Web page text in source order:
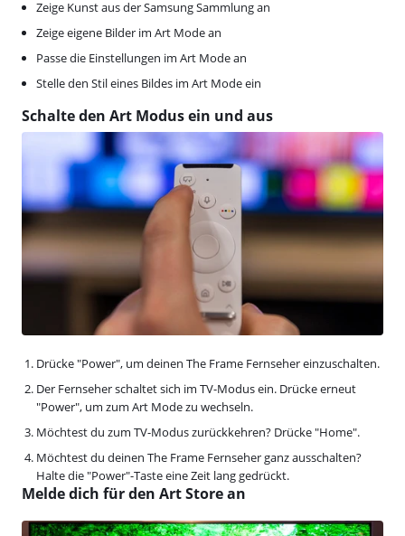
Zeige Kunst aus der Samsung Sammlung an
Zeige eigene Bilder im Art Mode an
Passe die Einstellungen im Art Mode an
Stelle den Stil eines Bildes im Art Mode ein
Schalte den Art Modus ein und aus
Drücke "Power", um deinen The Frame Fernseher einzuschalten.
Der Fernseher schaltet sich im TV-Modus ein. Drücke erneut
"Power", um zum Art Mode zu wechseln.
Möchtest du zum TV-Modus zurückkehren? Drücke "Home".
Möchtest du deinen The Frame Fernseher ganz ausschalten?
Halte die "Power"-Taste eine Zeit lang gedrückt.
Melde dich für den Art Store an